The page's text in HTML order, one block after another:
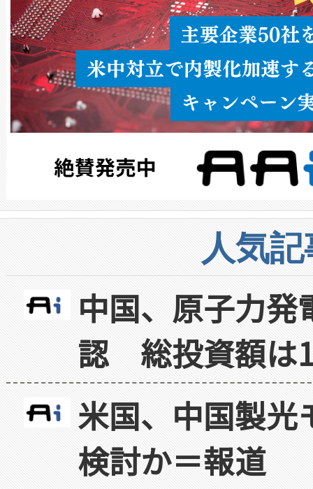
人気
中国、原子力
認 総投資額は
米国、中国製光
検討か＝報道